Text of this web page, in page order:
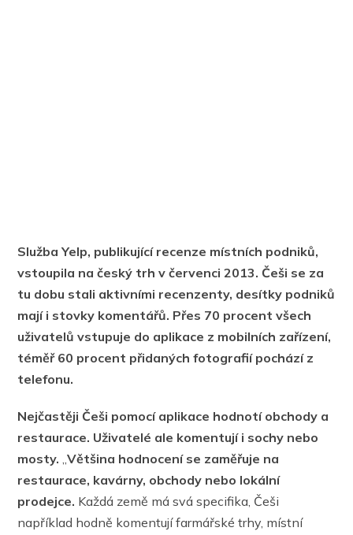
Služba Yelp, publikující recenze místních podniků,
vstoupila na český trh v červenci 2013. Češi se za
tu dobu stali aktivními recenzenty, desítky podniků
mají i stovky komentářů. Přes 70 procent všech
uživatelů vstupuje do aplikace z mobilních zařízení,
téměř 60 procent přidaných fotografií pochází z
telefonu.
Nejčastěji Češi pomocí aplikace hodnotí obchody a
restaurace. Uživatelé ale komentují i sochy nebo
mosty.„Většina hodnocení se zaměřuje na
restaurace, kavárny, obchody nebo lokální
prodejce. Každá země má svá specifika, Češi
například hodně komentují farmářské trhy, místní